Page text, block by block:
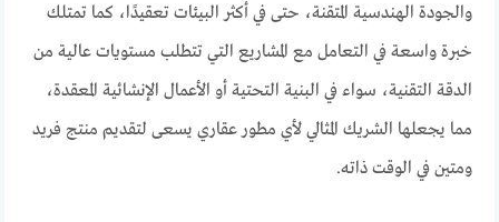
والجودة الهندسية المتقنة، حتى في أكثر البيئات تعقيدًا، كما تمتلك
خبرة واسعة في التعامل مع المشاريع التي تتطلب مستويات عالية من
الدقة التقنية، سواء في البنية التحتية أو الأعمال الإنشائية المعقدة،
مما يجعلها الشريك المثالي لأي مطور عقاري يسعى لتقديم منتج فريد
ومتين في الوقت ذاته.